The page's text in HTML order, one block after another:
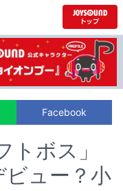
Facebook
トボス」
ビュー？小